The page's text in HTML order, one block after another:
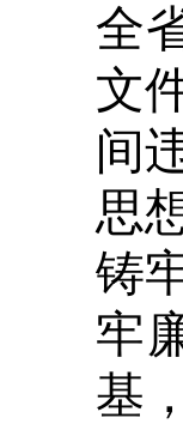
全
文
间
思
铸
牢
基